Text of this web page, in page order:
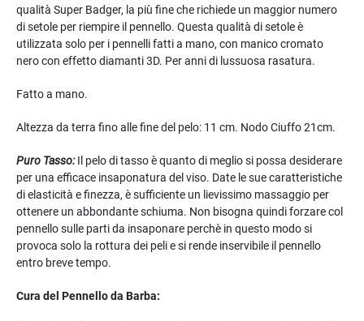
qualità Super Badger, la più fine che richiede un maggior numero
di setole per riempire il pennello. Questa qualità di setole è
utilizzata solo per i pennelli fatti a mano, con manico cromato
nero con effetto diamanti 3D. Per anni di lussuosa rasatura.
Fatto a mano.
Altezza da terra fino alle fine del pelo: 11 cm. Nodo Ciuffo 21cm.
Puro Tasso:Il pelo di tasso è quanto di meglio si possa desiderare
per una efficace insaponatura del viso. Date le sue caratteristiche
di elasticità e finezza, è sufficiente un lievissimo massaggio per
ottenere un abbondante schiuma. Non bisogna quindi forzare col
pennello sulle parti da insaponare perchè in questo modo si
provoca solo la rottura dei peli e si rende inservibile il pennello
entro breve tempo.
Cura del Pennello da Barba: